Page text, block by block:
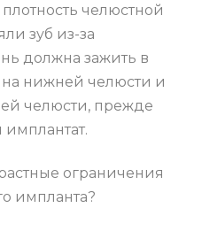
челюстной
зуб из-за
должна зажить в
нижней челюсти и
челюсти, прежде
имплантат.
ограничения
импланта?